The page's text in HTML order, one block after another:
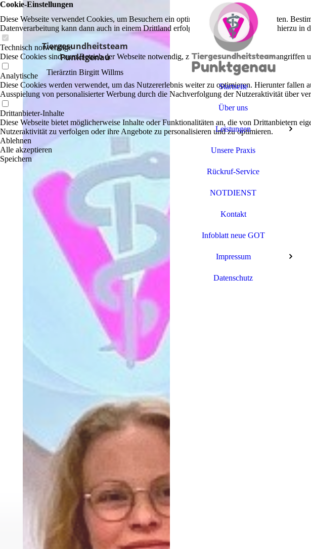
Tiergesundheitsteam
Punktgenau
Tierärztin Birgitt Willms
Startseite
Über uns
Leistungen
Unsere Praxis
Rückruf-Service
NOTDIENST
Kontakt
Infoblatt neue GOT
Impressum
Datenschutz
Cookie-Einstellungen
Diese Webseite verwendet Cookies, um Besuchern ein optimales Nutzererlebnis zu bieten.
Datenverarbeitung kann dann auch in einem Drittland erfolgen. Weitere Informationen hierzu in
Technisch notwendige
Diese Cookies sind zum Betrieb der Webseite notwendig, z.B. zum Schutz vor Hackerangriffen
Analytische
Diese Cookies werden verwendet, um das Nutzererlebnis weiter zu optimieren. Hierunter
Ausspielung von personalisierter Werbung durch die Nachverfolgung der Nutzeraktivität über
Drittanbieter-Inhalte
Diese Webseite bietet möglicherweise Inhalte oder Funktionalitäten an, die von Drittanbietern
Nutzeraktivität zu verfolgen oder ihre Angebote zu personalisieren und zu optimieren.
Ablehnen
Alle akzeptieren
Speichern